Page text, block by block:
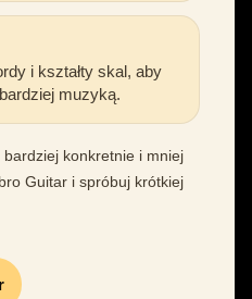
i kształty skal, aby
muzyką.
konkretnie i mniej
Guitar i spróbuj krótkiej